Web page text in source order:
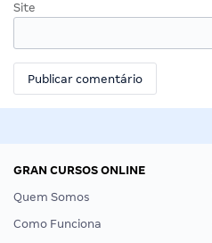
Site
GRAN CURSOS ONLINE
Quem Somos
Como Funciona